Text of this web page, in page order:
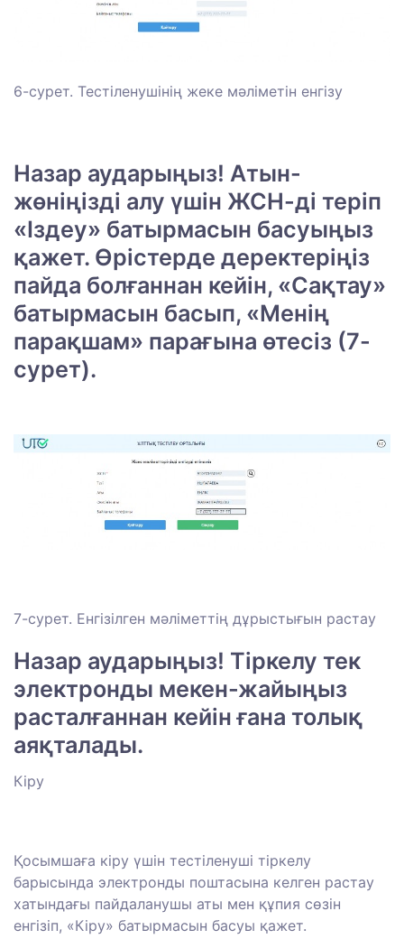
6-сурет. Тестіленушінің жеке мәліметін енгізу
Назар аударыңыз! Атын-
жөніңізді алу үшін ЖСН-ді теріп
«Іздеу» батырмасын басуыңыз
қажет. Өрістерде деректеріңіз
пайда болғаннан кейін, «Сақтау»
батырмасын басып, «Менің
парақшам» парағына өтесіз (7-
сурет).
7-сурет. Енгізілген мәліметтің дұрыстығын растау
Назар аударыңыз! Тіркелу тек
электронды мекен-жайыңыз
расталғаннан кейін ғана толық
аяқталады.
Кіру
Қосымшаға кіру үшін тестіленуші тіркелу
барысында электронды поштасына келген растау
хатындағы пайдаланушы аты мен құпия сөзін
енгізіп, «Кіру» батырмасын басуы қажет.